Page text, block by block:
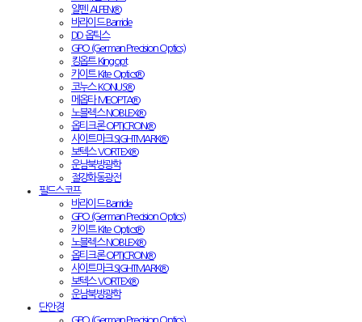
알펜 ALPEN®
바라이드 Barride
DD 옵틱스
GPO (German Precision Optics)
킹옵트 Kingopt
카이트 Kite Optics®
코누스 KONUS®
메옵타 MEOPTA®
노블렉스 NOBLEX®
옵티크론 OPTICRON®
사이트마크 SIGHTMARK®
보텍스 VORTEX®
운남북방광학
절강화동광전
필드스코프
바라이드 Barride
GPO (German Precision Optics)
카이트 Kite Optics®
노블렉스 NOBLEX®
옵티크론 OPTICRON®
사이트마크 SIGHTMARK®
보텍스 VORTEX®
운남북방광학
단안경